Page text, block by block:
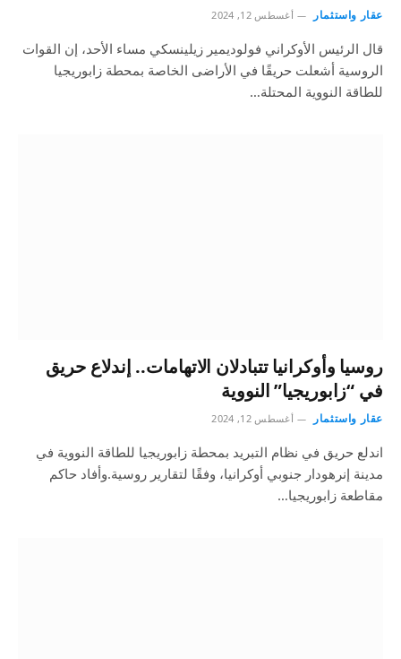
عقار واستثمار أغسطس 12, 2024
قال الرئيس الأوكراني فولوديمير زيلينسكي مساء الأحد، إن القوات
الروسية أشعلت حريقًا في الأراضى الخاصة بمحطة زابوريجيا
للطاقة النووية المحتلة…
روسيا وأوكرانيا تتبادلان الاتهامات.. إندلاع حريق
في “زابوريجيا” النووية
عقار واستثمار أغسطس 12, 2024
اندلع حريق في نظام التبريد بمحطة زابوريجيا للطاقة النووية في
مدينة إنرهودار جنوبي أوكرانيا، وفقًا لتقارير روسية.وأفاد حاكم
مقاطعة زابوريجيا…